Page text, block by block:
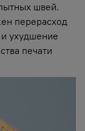
швей.
перерасход
и ухудшение
печати